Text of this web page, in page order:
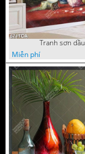
Miễn phí